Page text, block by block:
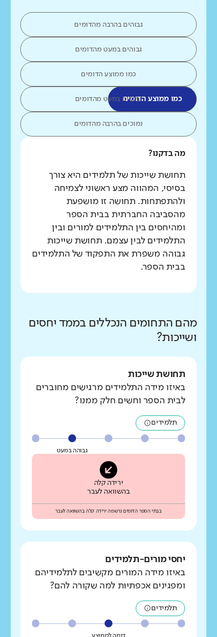
גבוהים בהרבה מהדומים
גבוהים במעט מהדומים
כמו ממוצע הדומים
כמו ממוצע הדומיםנמוכים במעט מהדומים
נמוכים בהרבה מהדומים
מה בדקנו?
תחושת שייכות של תלמידים היא צורך
בסיסי, המהווה מצע ראשוני לצמיחה
ולהתפתחות. תחושה זו מושפעת
מהסביבה החברתית בבית הספר
ומהיחסים בין התלמידים למורים ובין
התלמידים לבין עצמם. תחושת שייכות
גבוהה משפרת את התפקוד של התלמידים
בבית הספר.
מהם התחומים הנכללים בממד יחסים
ושייכות?
תחושת שייכות
באיזו מידה התלמידים מרגישים מחוברים
לבית הספר וחשים חלק ממנו?
תלמידים
גבוהה במעט
ירידה קלה
בהשוואה לעבר
בבתי הספר הדומים נרשמה ירידה קלה בהשוואה לעבר
יחסי מורים-תלמידים
באיזו מידה המורים מקשיבים לתלמידיהם
ומפגינים אכפתיות למה שקורה להם?
תלמידים